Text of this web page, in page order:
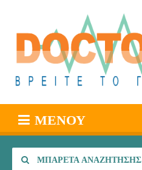
ΜΕΝΟΎ
ΜΠΑΡΈΤΑ ΑΝΑΖΉΤΗΣΗΣ